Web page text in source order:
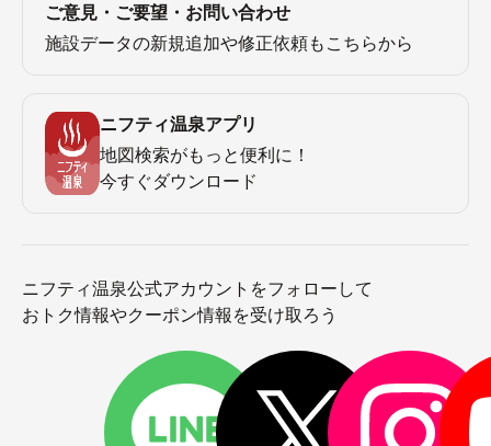
ご意見・ご要望・お問い合わせ
施設データの新規追加や修正依頼もこちらから
ニフティ温泉アプリ
地図検索がもっと便利に！
今すぐダウンロード
ニフティ温泉公式アカウントをフォローして
おトク情報やクーポン情報を受け取ろう